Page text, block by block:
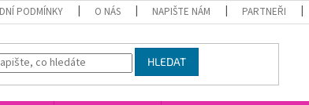
PODMÍNKY O NÁS NAPIŠTE NÁM PARTNEŘI
HLEDAT